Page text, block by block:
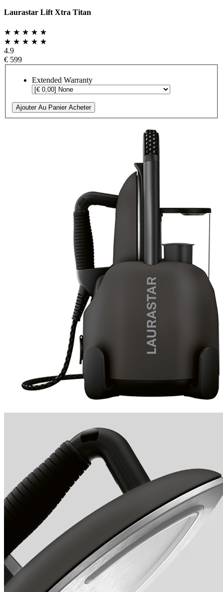
Laurastar Lift Xtra Titan
★ ★ ★ ★ ★
★ ★ ★ ★ ★
4.9
€ 599
Extended Warranty
Ajouter Au Panier Acheter